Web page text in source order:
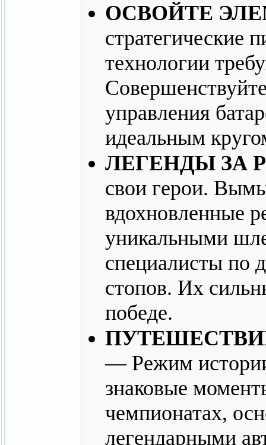
ОСВОЙТЕ
стратегические
технологии
управления
идеальным
ЛЕГЕНДЫ ЗА
свои герои.
вдохновленные
уникальными
специалисты по
стопов. Их
победе.
— Режим
знаковые
чемпионатах,
легендарными